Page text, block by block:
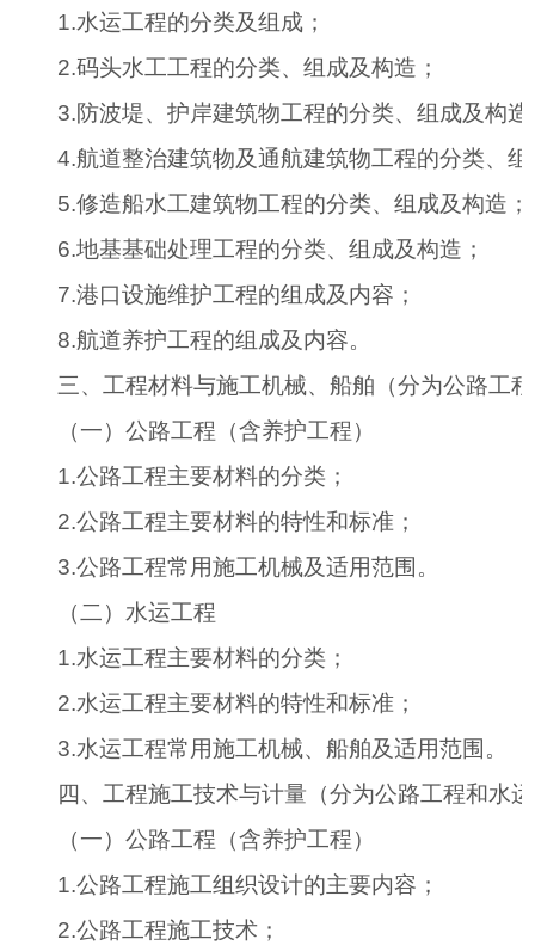
1.水运工程的分类及组成；
2.码头水工工程的分类、组成及构造；
3.防波堤、护岸建筑物工程的分类、组成及构造
4.航道整治建筑物及通航建筑物工程的分类、
5.修造船水工建筑物工程的分类、组成及构造；
6.地基基础处理工程的分类、组成及构造；
7.港口设施维护工程的组成及内容；
8.航道养护工程的组成及内容。
三、工程材料与施工机械、船舶（分为公路工
（一）公路工程（含养护工程）
1.公路工程主要材料的分类；
2.公路工程主要材料的特性和标准；
3.公路工程常用施工机械及适用范围。
（二）水运工程
1.水运工程主要材料的分类；
2.水运工程主要材料的特性和标准；
3.水运工程常用施工机械、船舶及适用范围。
四、工程施工技术与计量（分为公路工程和水
（一）公路工程（含养护工程）
1.公路工程施工组织设计的主要内容；
2.公路工程施工技术；